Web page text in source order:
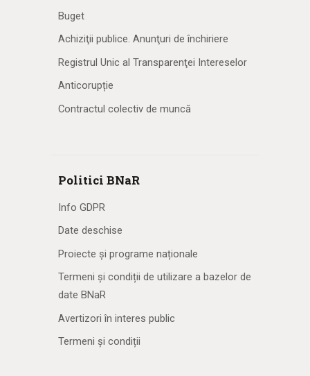
Buget
Achiziţii publice. Anunţuri de închiriere
Registrul Unic al Transparenţei Intereselor
Anticorupție
Contractul colectiv de muncă
Politici BNaR
Info GDPR
Date deschise
Proiecte și programe naționale
Termeni și condiții de utilizare a bazelor de
date BNaR
Avertizori în interes public
Termeni și condiții